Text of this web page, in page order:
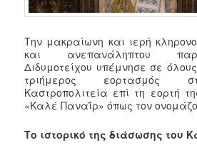
Την μακραίωνη και ιερή
και ανεπανάληπτου
Διδυμοτείχου υπέμνησε σε
τριήμερος εορτασμός
Καστροπολιτεία επί τη εορτή
«Καλέ Παναΐρ» όπως τον
Το ιστορικό της διάσωσης του